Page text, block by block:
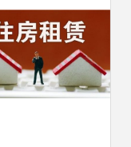
家的专业之道